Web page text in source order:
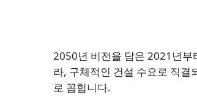
2050년 비전을 담은 2021년부
라, 구체적인 건설 수요로 직
로 꼽힙니다.